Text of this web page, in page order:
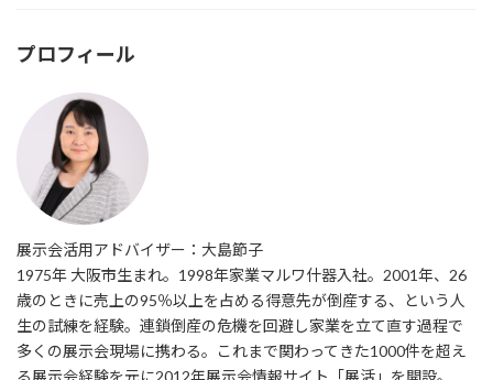
プロフィール
展示会活用アドバイザー：大島節子
1975年 大阪市生まれ。1998年家業マルワ什器入社。2001年、26
歳のときに売上の95％以上を占める得意先が倒産する、という人
生の試練を経験。連鎖倒産の危機を回避し家業を立て直す過程で
多くの展示会現場に携わる。これまで関わってきた1000件を超え